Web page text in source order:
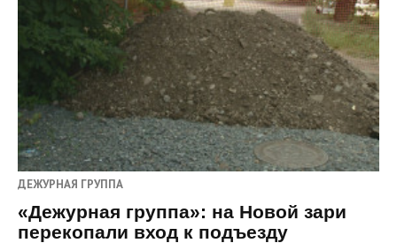
ДЕЖУРНАЯ ГРУППА
«Дежурная группа»: на Новой зари
перекопали вход к подъезду